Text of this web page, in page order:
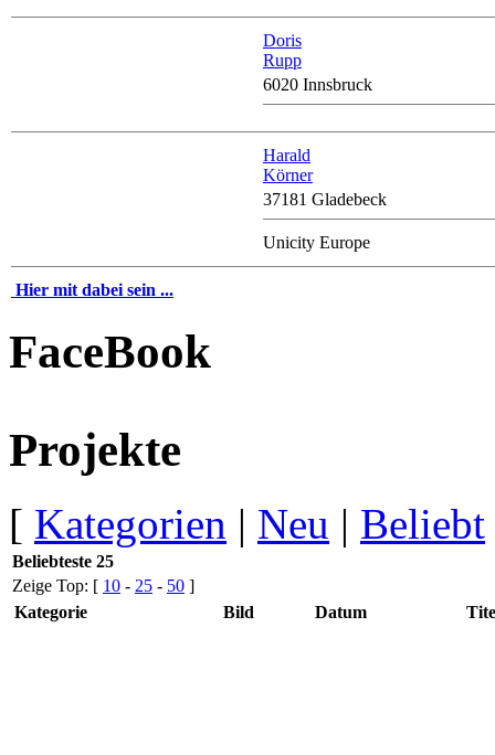
Doris
Rupp
6020 Innsbruck
Harald
Körner
37181 Gladebeck
Unicity Europe
Hier mit dabei sein ...
FaceBook
Projekte
[ Kategorien | Neu | Beliebt
Beliebteste 25
Zeige Top: [ 10 - 25 - 50 ]
Kategorie
Bild Datum